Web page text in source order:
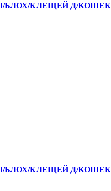
КЛЕЩЕЙ Д/КОШЕК
КЛЕЩЕЙ Д/КОШЕК/